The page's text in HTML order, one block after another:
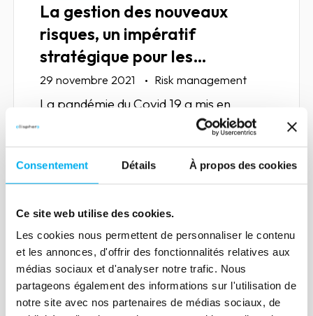
Consentement Détails À propos des cookies
Ce site web utilise des cookies.
Les cookies nous permettent de personnaliser le contenu
et les annonces, d'offrir des fonctionnalités relatives aux
médias sociaux et d'analyser notre trafic. Nous
partageons également des informations sur l'utilisation de
notre site avec nos partenaires de médias sociaux, de
La gestion des nouveaux
risques, un impératif
stratégique pour les
entreprises
29 novembre 2021 Risk management
La pandémie du Covid 19 a mis en
évidence de nouvelles menaces pour les
entreprises qui viennent s’ajouter aux
risques déjà connus. Comment les
anticiper ou du moins les atténuer ?
Article